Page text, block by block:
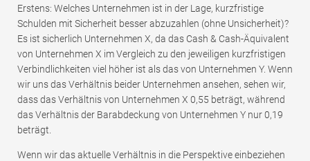
Erstens: Welches Unternehmen ist in der Lage, kurzfristige
Schulden mit Sicherheit besser abzuzahlen (ohne Unsicherheit)?
Es ist sicherlich Unternehmen X, da das Cash & Cash-Äquivalent
von Unternehmen X im Vergleich zu den jeweiligen kurzfristigen
Verbindlichkeiten viel höher ist als das von Unternehmen Y. Wenn
wir uns das Verhältnis beider Unternehmen ansehen, sehen wir,
dass das Verhältnis von Unternehmen X 0,55 beträgt, während
das Verhältnis der Barabdeckung von Unternehmen Y nur 0,19
beträgt.
Wenn wir das aktuelle Verhältnis in die Perspektive einbeziehen